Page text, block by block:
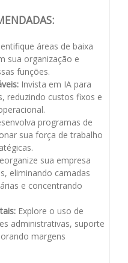
áreas de baixa
sua organização e
funções.
Invista em IA para
reduzindo custos fixos e
programas de
sua força de trabalho
sua empresa
eliminando camadas
e concentrando
Explore o uso de
administrativas, suporte
margens